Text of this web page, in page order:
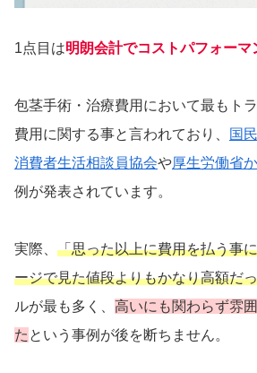
1点目は明朗会計でコストパフォーマ
包茎手術・治療費用において最もト
費用に関する事と言われており、
国
消費者生活相談員協会や厚生労働省
例が発表されています。
実際、 「思った以上に費用を払う事
ージで見た値段よりもかなり高額だ
ルが最も多く、 高いにも関わらず雰
た という事例が後を断ちません。